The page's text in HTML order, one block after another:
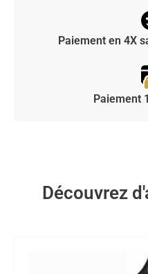
Paiement en 4X
Paiement
Découvrez